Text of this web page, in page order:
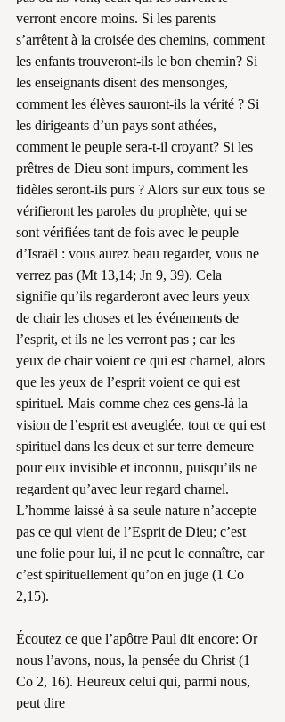
verront encore moins. Si les parents
s’arrêtent à la croisée des chemins, comment
les enfants trouveront-ils le bon chemin? Si
les enseignants disent des mensonges,
comment les élèves sauront-ils la vérité ? Si
les dirigeants d’un pays sont athées,
comment le peuple sera-t-il croyant? Si les
prêtres de Dieu sont impurs, comment les
fidèles seront-ils purs ? Alors sur eux tous se
vérifieront les paroles du prophète, qui se
sont vérifiées tant de fois avec le peuple
d’Israël : vous aurez beau regarder, vous ne
verrez pas (Mt 13,14; Jn 9, 39). Cela
signifie qu’ils regarderont avec leurs yeux
de chair les choses et les événements de
l’esprit, et ils ne les verront pas ; car les
yeux de chair voient ce qui est charnel, alors
que les yeux de l’esprit voient ce qui est
spirituel. Mais comme chez ces gens-là la
vision de l’esprit est aveuglée, tout ce qui est
spirituel dans les deux et sur terre demeure
pour eux invisible et inconnu, puisqu’ils ne
regardent qu’avec leur regard charnel.
L’homme laissé à sa seule nature n’accepte
pas ce qui vient de l’Esprit de Dieu; c’est
une folie pour lui, il ne peut le connaître, car
c’est spirituellement qu’on en juge (1 Co
2,15).
Écoutez ce que l’apôtre Paul dit encore: Or
nous l’avons, nous, la pensée du Christ (1
Co 2, 16). Heureux celui qui, parmi nous,
peut dire